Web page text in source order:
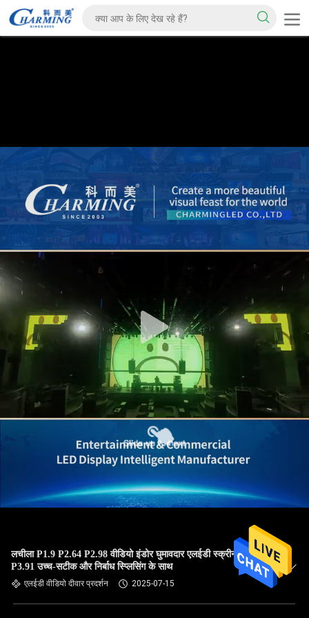
लचीला P1.9 P2.64 P2.98 वीडियो इंडोर घुमावदार एलईडी स्क्रीन पैनल
P3.91 उच्च-सटीक और निर्बाध स्प्लिसिंग के साथ
एलईडी वीडियो दीवार प्रदर्शन 2025-07-15